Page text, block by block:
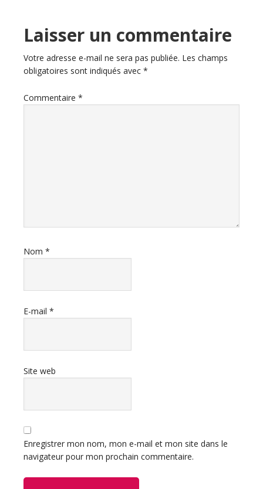
Interactions
du
lecteur
Laisser un commentaire
Votre adresse e-mail ne sera pas publiée. Les champs
obligatoires sont indiqués avec *
Commentaire *
Nom *
E-mail *
Site web
Enregistrer mon nom, mon e-mail et mon site dans le
navigateur pour mon prochain commentaire.